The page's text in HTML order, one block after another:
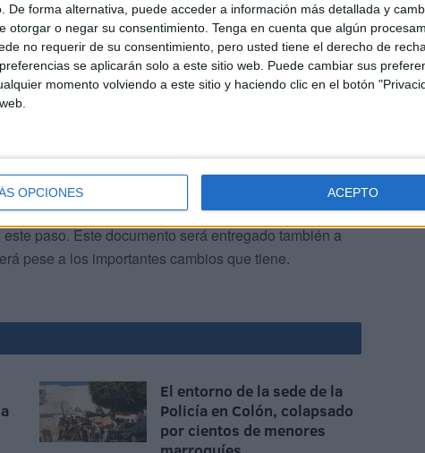
De forma alternativa, puede acceder a información más detallada y
otorgar o negar su consentimiento. Tenga en cuenta que algún
no requerir de su consentimiento, pero usted tiene el derecho de
se aplicarán solo a este sitio web. Puede cambiar sus
momento volviendo a este sitio y haciendo clic en el botón
OPCIONES ACEPTO
la DGSN es también un importante avance, ya que
de identidad, protegiendo los datos pero a la vez
nuevo documento de identidad es el fruto de un
paso. Este documento será entregado también a
pese a los importantes cambios que tiene.
El entorno de la sede de la
Policía en Colón, colapsado
por cientos de menores